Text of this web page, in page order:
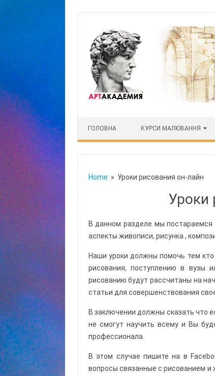
ГОЛОВНА КУРСИ МАЛЮВАННЯ
Home » Уроки рисования он-лайн
Уроки
В данном разделе мы
аспекты живописи, рисунка ,
Наши уроки должны помочь тем кто
рисования, поступлению в вузы
рисованию будут рассчитаны на
статьи для совершенствования
В заключении должны сказать что
не смогут научить всему и Вы
профессионала.
В этом случае пишите на в
вопросы связанные с рисованием